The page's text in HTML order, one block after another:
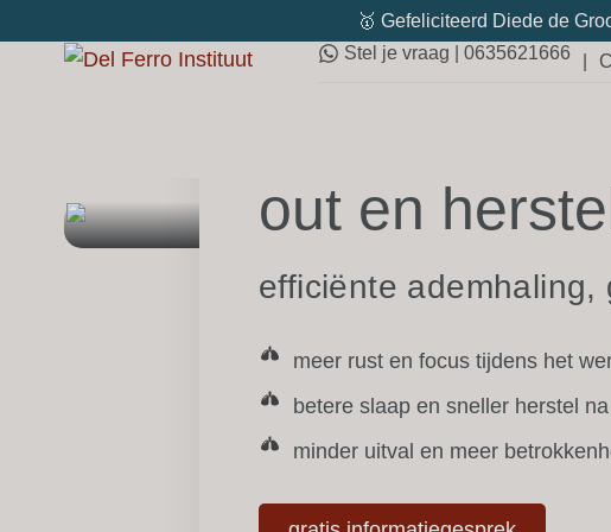
🥇 Gefeliciteerd Diede de
Stel je vraag | 0635621666
De Del
out en
efficiënte ademhaling,
meer rust en focus tijdens het
betere slaap en sneller herstel
minder uitval en meer